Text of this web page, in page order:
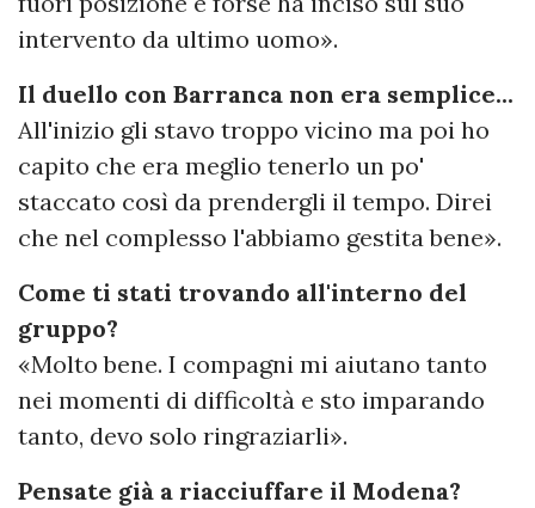
intervento da ultimo uomo».
Il duello con Barranca non era semplice...
All'inizio gli stavo troppo vicino ma poi ho
capito che era meglio tenerlo un po'
staccato così da prendergli il tempo. Direi
che nel complesso l'abbiamo gestita bene».
Come ti stati trovando all'interno del
gruppo?
«Molto bene. I compagni mi aiutano tanto
nei momenti di difficoltà e sto imparando
tanto, devo solo ringraziarli».
Pensate già a riacciuffare il Modena?